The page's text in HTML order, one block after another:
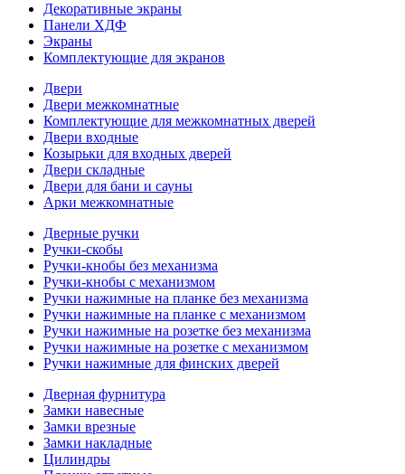
Декоративные экраны
Панели ХДФ
Экраны
Комплектующие для экранов
Двери
Двери межкомнатные
Комплектующие для межкомнатных дверей
Двери входные
Козырьки для входных дверей
Двери складные
Двери для бани и сауны
Арки межкомнатные
Дверные ручки
Ручки-скобы
Ручки-кнобы без механизма
Ручки-кнобы с механизмом
Ручки нажимные на планке без механизма
Ручки нажимные на планке с механизмом
Ручки нажимные на розетке без механизма
Ручки нажимные на розетке с механизмом
Ручки нажимные для финских дверей
Дверная фурнитура
Замки навесные
Замки врезные
Замки накладные
Цилиндры